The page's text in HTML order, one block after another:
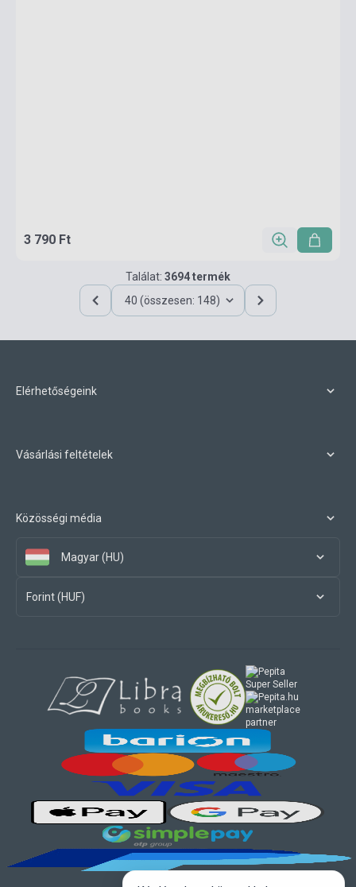
3 790 Ft
Találat: 3694 termék
40 (összesen: 148)
Elérhetőségeink
Vásárlási feltételek
Közösségi média
Magyar (HU)
Forint (HUF)
marketplace
partner